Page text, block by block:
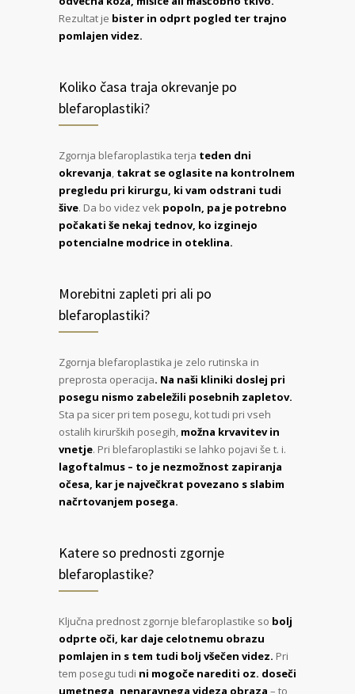
Rezultat je bister in odprt pogled ter trajno
pomlajen videz.
Koliko časa traja okrevanje po
blefaroplastiki?
Zgornja blefaroplastika terja
teden dni
okrevanja
takrat se oglasite na kontrolnem
pregledu pri kirurgu, ki vam odstrani tudi
šive
. Da bo videz vek
popoln, pa je potrebno
počakati še nekaj tednov, ko izginejo
potencialne modrice in oteklina.
Morebitni zapleti pri ali po
blefaroplastiki?
Zgornja blefaroplastika je zelo rutinska in
preprosta operacija
. Na naši kliniki doslej pri
posegu nismo zabeležili posebnih zapletov.
Sta pa sicer pri tem posegu, kot tudi pri vseh
ostalih kirurških posegih,
možna krvavitev in
vnetje
. Pri blefaroplastiki se lahko pojavi še t. i.
lagoftalmus – to je nezmožnost zapiranja
očesa, kar je največkrat povezano s slabim
načrtovanjem posega.
Katere so prednosti zgornje
blefaroplastike?
Ključna prednost zgornje blefaroplastike so bolj
odprte oči, kar daje celotnemu obrazu
pomlajen in s tem tudi bolj všečen videz.
Pri
tem posegu tudi
ni mogoče narediti oz. doseči
umetnega, nenaravnega videza obraza
– to